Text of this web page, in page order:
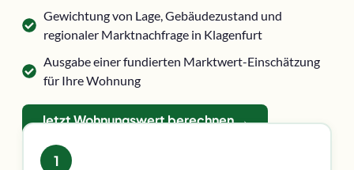
Gewichtung von Lage, Gebäudezustand und
regionaler Marktnachfrage in Klagenfurt
Ausgabe einer fundierten Marktwert-Einschätzung
für Ihre Wohnung
Jetzt Wohnungswert berechnen →
1